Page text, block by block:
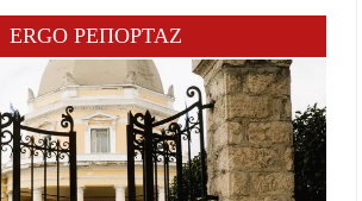
ERGO ΡΕΠΟΡΤΑΖ